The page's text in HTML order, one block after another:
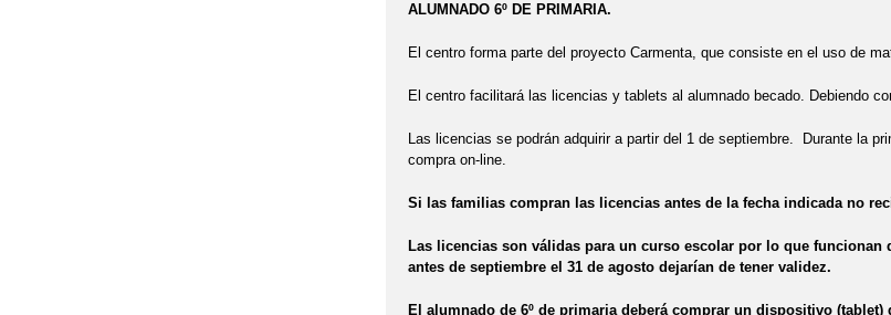
ALUMNADO 6º DE PRIMARIA.
El centro forma parte del proyecto Carmenta, que consiste en el uso de
El centro facilitará las licencias y tablets al alumnado becado. Debiendo
Las licencias se podrán adquirir a partir del 1 de septiembre. Durante la
compra on-line.
Si las familias compran las licencias antes de la fecha indicada no
Las licencias son válidas para un curso escolar por lo que
antes de septiembre el 31 de agosto dejarían de tener validez.
El alumnado de 6º de primaria deberá comprar un dispositivo